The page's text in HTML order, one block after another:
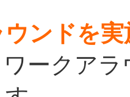
ンドを
ークア